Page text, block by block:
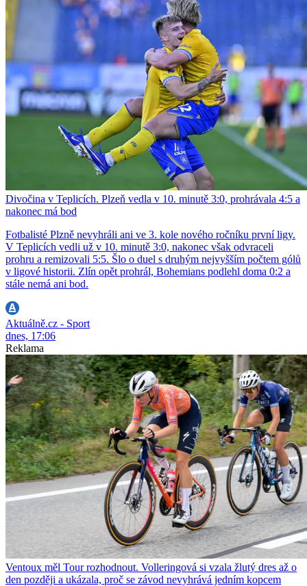
Divočina v Teplicích. Plzeň vedla v 10. minutě 3:0, prohrávala 4:5 a
nakonec má bod
Fotbalisté Plzně nevyhráli ani ve 3. kole nového ročníku první ligy.
V Teplicích vedli už v 10. minutě 3:0, nakonec však odvraceli
prohru a remizovali 5:5. Šlo o duel s druhým nejvyšším počtem gólů
v ligové historii. Zlín opět prohrál, Bohemians podlehl doma 0:2 a
stále nemá ani bod.
Aktuálně.cz - Sport
dnes, 17:06
Reklama
Ventoux měl Tour rozhodnout. Volleringová si vzala žlutý dres až o
den později a ukázala, proč se závod nevyhrává jedním kopcem